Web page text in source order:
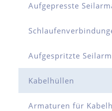
Aufgepresste
Aufgespritzte
Kabelhüllen
Armaturen für